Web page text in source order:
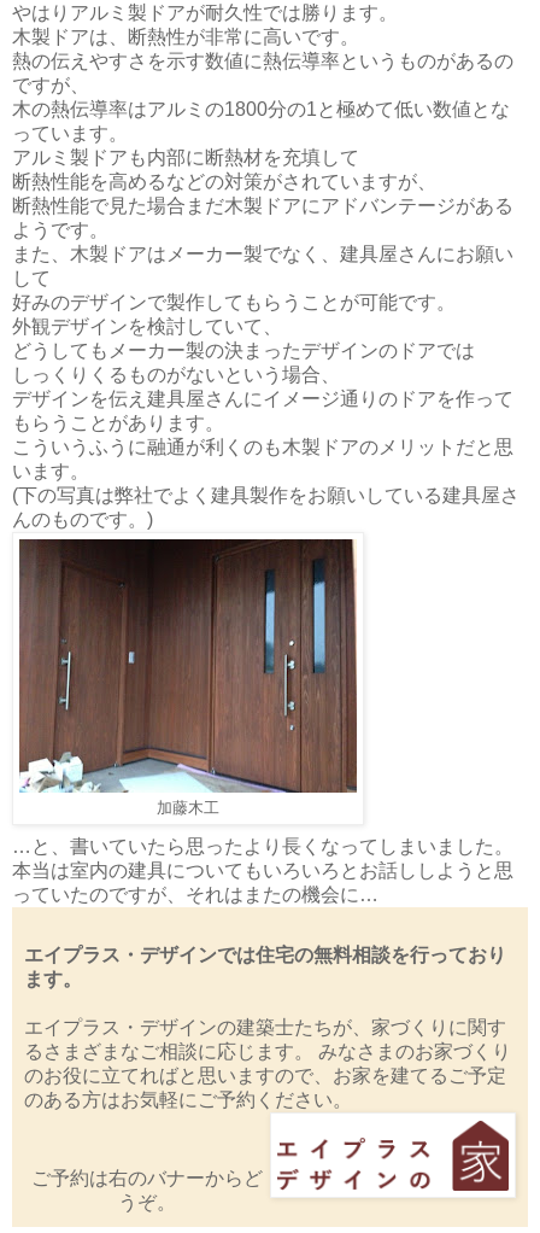
やはりアルミ製ドアが耐久性では勝ります。
木製ドアは、断熱性が非常に高いです。
熱の伝えやすさを示す数値に熱伝導率というものがあるの
ですが、
木の熱伝導率はアルミの1800分の1と極めて低い数値とな
っています。
アルミ製ドアも内部に断熱材を充填して
断熱性能を高めるなどの対策がされていますが、
断熱性能で見た場合まだ木製ドアにアドバンテージがある
ようです。
また、木製ドアはメーカー製でなく、建具屋さんにお願い
して
好みのデザインで製作してもらうことが可能です。
外観デザインを検討していて、
どうしてもメーカー製の決まったデザインのドアでは
しっくりくるものがないという場合、
デザインを伝え建具屋さんにイメージ通りのドアを作って
もらうことがあります。
こういうふうに融通が利くのも木製ドアのメリットだと思
います。
(下の写真は弊社でよく建具製作をお願いしている建具屋さ
んのものです。)
加藤木工
…と、書いていたら思ったより長くなってしまいました。
本当は室内の建具についてもいろいろとお話ししようと思
っていたのですが、それはまたの機会に…
エイプラス・デザインでは住宅の無料相談を行っており
ます。
エイプラス・デザインの建築士たちが、家づくりに関す
るさまざまなご相談に応じます。 みなさまのお家づくり
のお役に立てればと思いますので、お家を建てるご予定
のある方はお気軽にご予約ください。
ご予約は右のバナーからど
うぞ。